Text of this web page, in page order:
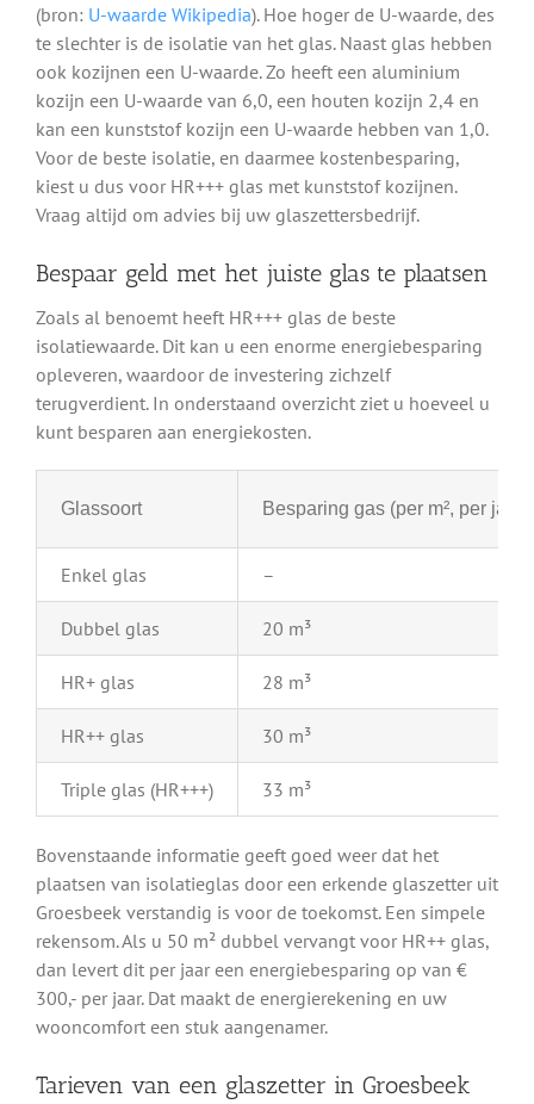
(bron: U-waarde Wikipedia). Hoe hoger de U-waarde, des
te slechter is de isolatie van het glas. Naast glas hebben
ook kozijnen een U-waarde. Zo heeft een aluminium
kozijn een U-waarde van 6,0, een houten kozijn 2,4 en
kan een kunststof kozijn een U-waarde hebben van 1,0.
Voor de beste isolatie, en daarmee kostenbesparing,
kiest u dus voor HR+++ glas met kunststof kozijnen.
Vraag altijd om advies bij uw glaszettersbedrijf.
Bespaar geld met het juiste glas te plaatsen
Zoals al benoemt heeft HR+++ glas de beste
isolatiewaarde. Dit kan u een enorme energiebesparing
opleveren, waardoor de investering zichzelf
terugverdient. In onderstaand overzicht ziet u hoeveel u
kunt besparen aan energiekosten.
Glassoort Besparing gas (per m², per jaar)
Enkel glas –
Dubbel glas 20 m³
HR+ glas 28 m³
HR++ glas 30 m³
Triple glas (HR+++) 33 m³
Bovenstaande informatie geeft goed weer dat het
plaatsen van isolatieglas door een erkende glaszetter uit
Groesbeek verstandig is voor de toekomst. Een simpele
rekensom. Als u 50 m² dubbel vervangt voor HR++ glas,
dan levert dit per jaar een energiebesparing op van €
300,- per jaar. Dat maakt de energierekening en uw
wooncomfort een stuk aangenamer.
Tarieven van een glaszetter in Groesbeek